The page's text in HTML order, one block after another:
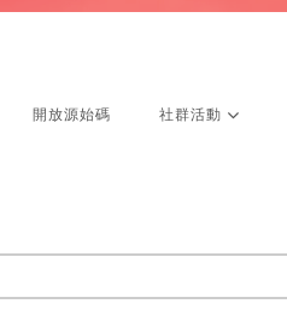
開放源始碼 社群活動